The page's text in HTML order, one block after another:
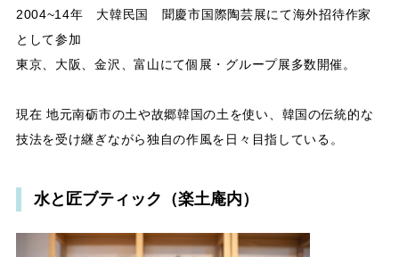
2004~14年 大韓民国 聞慶市国際陶芸展にて海外招待作家
として参加
東京、大阪、金沢、富山にて個展・グループ展多数開催。
現在 地元南砺市の土や故郷韓国の土を使い、韓国の伝統的な
技法を受け継ぎながら独自の作風を日々目指している。
水と匠ブティック（楽土庵内）